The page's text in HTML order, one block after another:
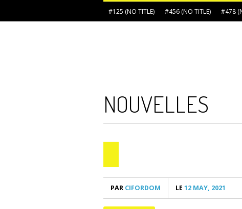
#125 (NO TITLE) #456 (NO TITLE) #478
NOUVELLES
PAR CIFORDOM LE 12 MAY, 2021